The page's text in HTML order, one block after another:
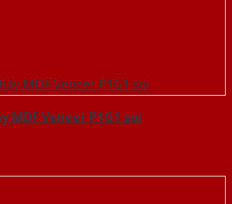
MDF Veneer P1G1 soi